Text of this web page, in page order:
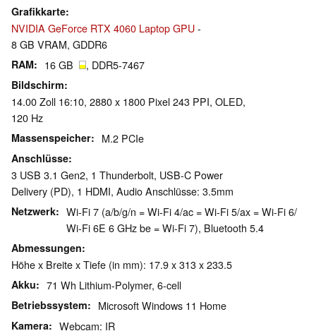
Grafikkarte
NVIDIA GeForce RTX 4060 Laptop GPU-
8 GB VRAM, GDDR6
RAM 16 GB , DDR5-7467
Bildschirm
14.00 Zoll 16:10, 2880 x 1800 Pixel 243 PPI, OLED,
120 Hz
Massenspeicher M.2 PCIe
Anschlüsse
3 USB 3.1 Gen2, 1 Thunderbolt, USB-C Power
Delivery (PD), 1 HDMI, Audio Anschlüsse: 3.5mm
Netzwerk
Wi-Fi 7 (a/b/g/n = Wi-Fi 4/ac = Wi-Fi 5/ax = Wi-Fi 6/
Wi-Fi 6E 6 GHz be = Wi-Fi 7), Bluetooth 5.4
Abmessungen
Höhe x Breite x Tiefe (in mm): 17.9 x 313 x 233.5
Akku 71 Wh Lithium-Polymer, 6-cell
Betriebssystem Microsoft Windows 11 Home
Kamera
Webcam: IR